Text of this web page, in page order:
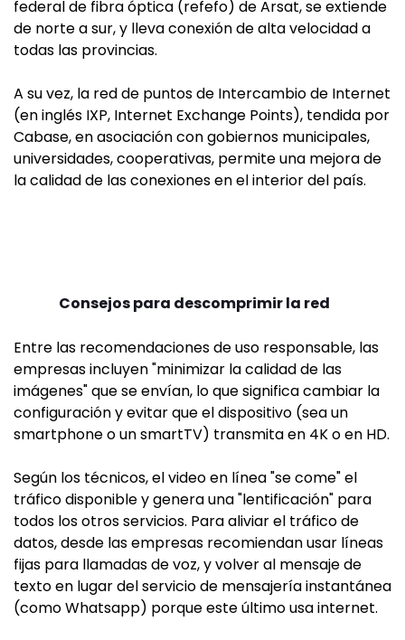
federal de fibra óptica (refefo) de Arsat, se extiende
de norte a sur, y lleva conexión de alta velocidad a
todas las provincias.
A su vez, la red de puntos de Intercambio de Internet
(en inglés IXP, Internet Exchange Points), tendida por
Cabase, en asociación con gobiernos municipales,
universidades, cooperativas, permite una mejora de
la calidad de las conexiones en el interior del país.
Consejos para descomprimir la red
Entre las recomendaciones de uso responsable, las
empresas incluyen "minimizar la calidad de las
imágenes" que se envían, lo que significa cambiar la
configuración y evitar que el dispositivo (sea un
smartphone o un smartTV) transmita en 4K o en HD.
Según los técnicos, el video en línea "se come" el
tráfico disponible y genera una "lentificación" para
todos los otros servicios. Para aliviar el tráfico de
datos, desde las empresas recomiendan usar líneas
fijas para llamadas de voz, y volver al mensaje de
texto en lugar del servicio de mensajería instantánea
(como Whatsapp) porque este último usa internet.